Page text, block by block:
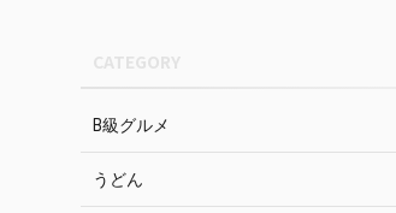
B級グルメ
うどん